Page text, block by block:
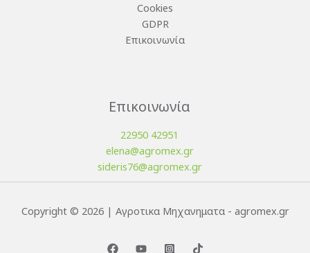
Cookies
GDPR
Επικοινωνία
Επικοινωνία
22950 42951
elena@agromex.gr
sideris76@agromex.gr
Copyright © 2026 | Αγροτικα Μηχανηματα - agromex.gr